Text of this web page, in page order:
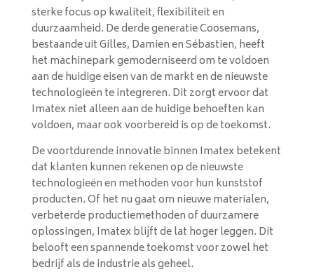
sterke focus op kwaliteit, flexibiliteit en
duurzaamheid. De derde generatie Coosemans,
bestaande uit Gilles, Damien en Sébastien, heeft
het machinepark gemoderniseerd om te voldoen
aan de huidige eisen van de markt en de nieuwste
technologieën te integreren. Dit zorgt ervoor dat
Imatex niet alleen aan de huidige behoeften kan
voldoen, maar ook voorbereid is op de toekomst.
De voortdurende innovatie binnen Imatex betekent
dat klanten kunnen rekenen op de nieuwste
technologieën en methoden voor hun kunststof
producten. Of het nu gaat om nieuwe materialen,
verbeterde productiemethoden of duurzamere
oplossingen, Imatex blijft de lat hoger leggen. Dit
belooft een spannende toekomst voor zowel het
bedrijf als de industrie als geheel.